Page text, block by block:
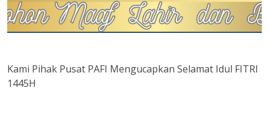
Kami Pihak Pusat PAFI Mengucapkan Selamat Idul FITRI
1445H